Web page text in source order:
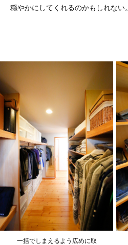
穏やかにしてくれるのかもしれない。
一括でしまえるよう広めに取